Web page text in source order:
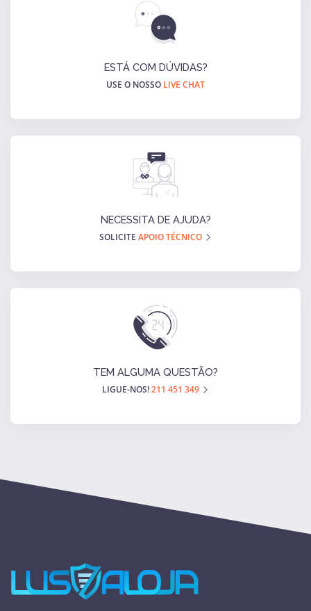
ESTÁ COM DÚVIDAS?
USE O NOSSO LIVE CHAT
NECESSITA DE AJUDA?
SOLICITE APOIO TÉCNICO
TEM ALGUMA QUESTÃO?
LIGUE-NOS!211 451 349